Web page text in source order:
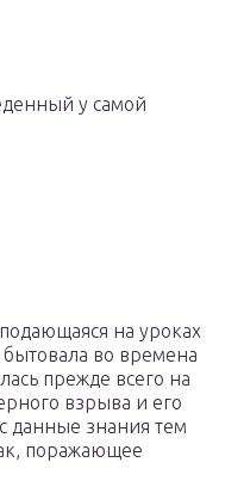
у самой
на уроках
во времена
прежде всего на
взрыва и его
данные знания тем
поражающее